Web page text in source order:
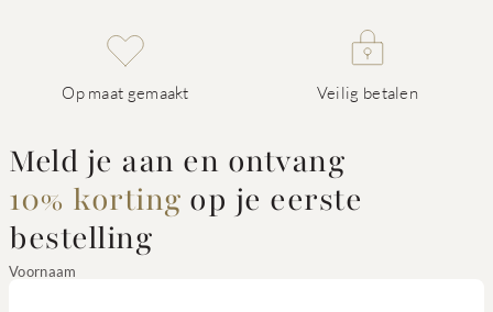
Op maat gemaakt Veilig betalen
Meld je aan en ontvang
10% korting op je eerste
bestelling
Voornaam